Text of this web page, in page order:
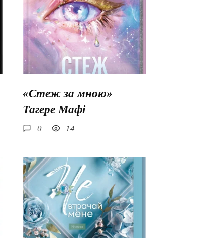
«Стеж за мною»
Тагере Мафі
0 14